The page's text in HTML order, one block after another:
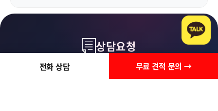
상담요청
전화 상담 무료 견적 문의 →